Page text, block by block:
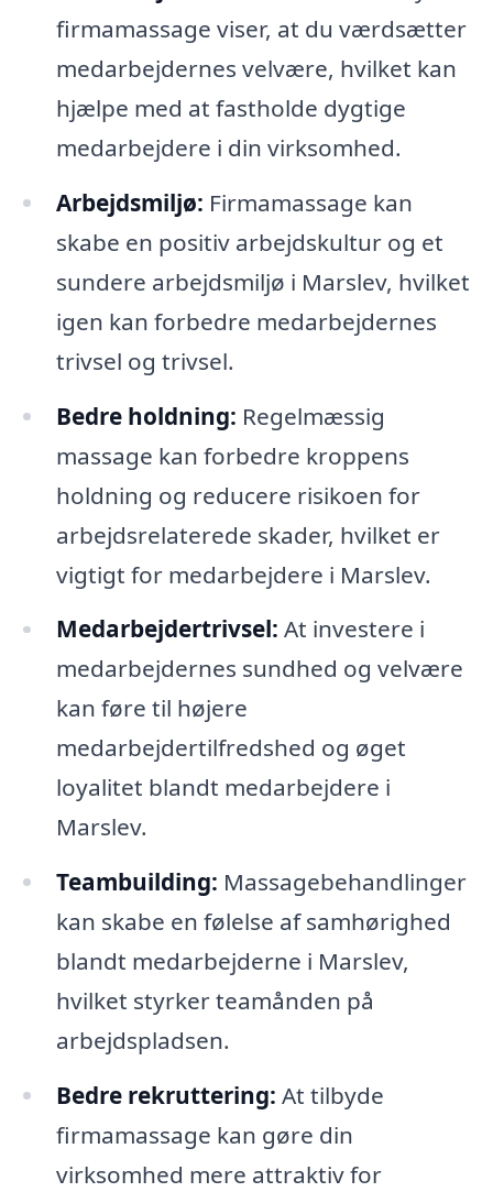
firmamassage viser, at du værdsætter
medarbejdernes velvære, hvilket kan
hjælpe med at fastholde dygtige
medarbejdere i din virksomhed.
Arbejdsmiljø: Firmamassage kan
skabe en positiv arbejdskultur og et
sundere arbejdsmiljø i Marslev, hvilket
igen kan forbedre medarbejdernes
trivsel og trivsel.
Bedre holdning: Regelmæssig
massage kan forbedre kroppens
holdning og reducere risikoen for
arbejdsrelaterede skader, hvilket er
vigtigt for medarbejdere i Marslev.
Medarbejdertrivsel: At investere i
medarbejdernes sundhed og velvære
kan føre til højere
medarbejdertilfredshed og øget
loyalitet blandt medarbejdere i
Marslev.
Teambuilding: Massagebehandlinger
kan skabe en følelse af samhørighed
blandt medarbejderne i Marslev,
hvilket styrker teamånden på
arbejdspladsen.
Bedre rekruttering: At tilbyde
firmamassage kan gøre din
virksomhed mere attraktiv for